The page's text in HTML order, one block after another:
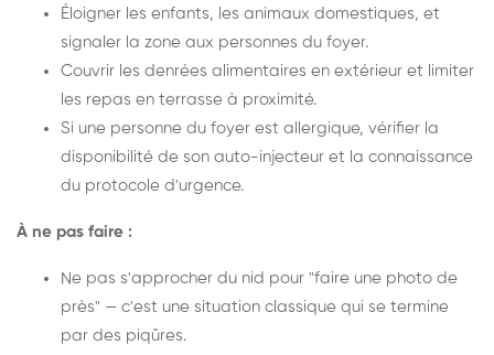
Éloigner les enfants, les animaux domestiques, et
signaler la zone aux personnes du foyer.
Couvrir les denrées alimentaires en extérieur et limiter
les repas en terrasse à proximité.
Si une personne du foyer est allergique, vérifier la
disponibilité de son auto-injecteur et la connaissance
du protocole d'urgence.
À ne pas faire :
Ne pas s'approcher du nid pour "faire une photo de
près" — c'est une situation classique qui se termine
par des piqûres.